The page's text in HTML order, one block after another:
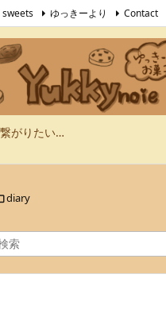
がりたい…
sweets ゆっきーより Contact
diary